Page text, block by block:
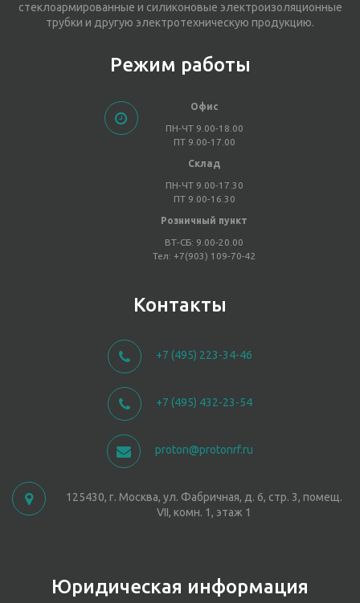
стеклоармированные и силиконовые электроизоляционные
трубки и другую электротехническую продукцию.
Режим работы
Офис
ПН-ЧТ 9.00-18.00
ПТ 9.00-17.00
Склад
ПН-ЧТ 9.00-17.30
ПТ 9.00-16.30
Розничный пункт
ВТ-СБ: 9.00-20.00
Тел: +7(903) 109-70-42
Контакты
+7 (495) 223-34-46
+7 (495) 432-23-54
proton@protonrf.ru
125430, г. Москва, ул. Фабричная, д. 6, стр. 3, помещ.
VII, комн. 1, этаж 1
Юридическая информация